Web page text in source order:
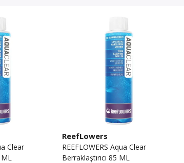
Clear
ML
ReefLowers
REEFLOWERS Aqua Clear
Berraklaştırıcı 85 ML